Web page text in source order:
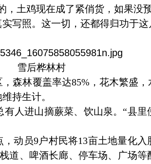
，土鸡现在成了紧俏货，如果没
照。这一切，还都得归功于这
雪后桦林村
森林覆盖率达85%，花木繁盛
持生计。
进山摘蕨菜、饮山泉。“县里
员9户村民将13亩土地量化入
道、啤酒长廊、停车场、广场等